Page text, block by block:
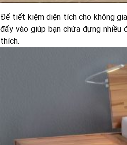
Để tiết kiệm diện tích cho không
đẩy vào giúp bạn chứa đựng
thích.